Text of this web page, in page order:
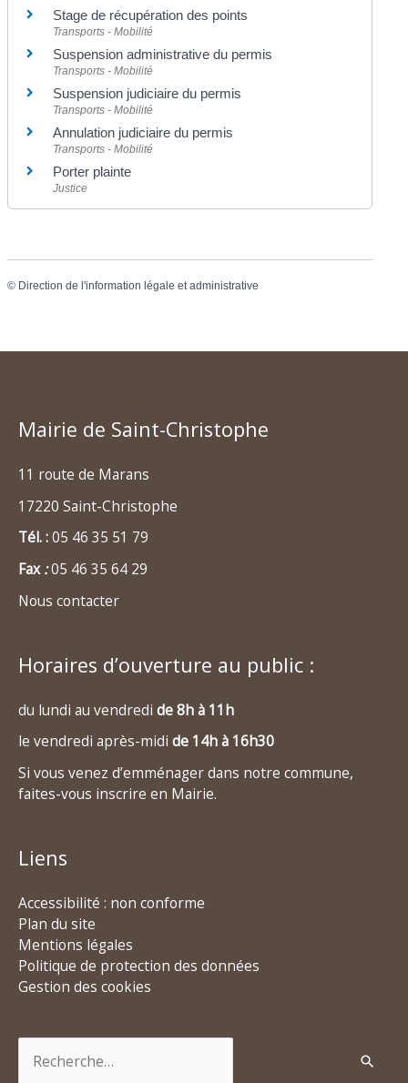
Stage de récupération des points
Transports - Mobilité
Suspension administrative du permis
Transports - Mobilité
Suspension judiciaire du permis
Transports - Mobilité
Annulation judiciaire du permis
Transports - Mobilité
Porter plainte
Justice
© Direction de l'information légale et administrative
Mairie de Saint-Christophe
11 route de Marans
17220 Saint-Christophe
Tél. :05 46 35 51 79
Fax:05 46 35 64 29
Nous contacter
Horaires d’ouverture au public :
du lundi au vendredi de 8h à 11h
le vendredi après-midi de 14h à 16h30
Si vous venez d’emménager dans notre commune,
faites-vous inscrire en Mairie.
Liens
Accessibilité : non conforme
Plan du site
Mentions légales
Politique de protection des données
Gestion des cookies